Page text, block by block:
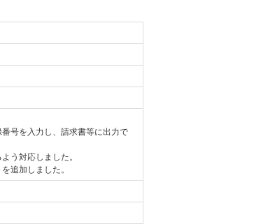
号を入力し、請求書等に出力で
う対応しました。
追加しました。